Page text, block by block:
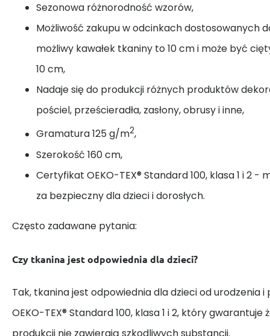
Sezonowa różnorodność wzorów,
Możliwość zakupu w odcinkach dostosowanych
możliwy kawałek tkaniny to 10 cm i może być
10 cm,
Nadaje się do produkcji różnych produktów
pościel, prześcieradła, zasłony, obrusy i inne,
Gramatura 125 g/m2,
Szerokość 160 cm,
Certyfikat OEKO-TEX® Standard 100, klasa 1 i 2 -
za bezpieczny dla dzieci i dorosłych.
Często zadawane pytania:
Czy tkanina jest odpowiednia dla dzieci?
Tak, tkanina jest odpowiednia dla dzieci od urodzenia
OEKO-TEX® Standard 100, klasa 1 i 2, który gwarantuje